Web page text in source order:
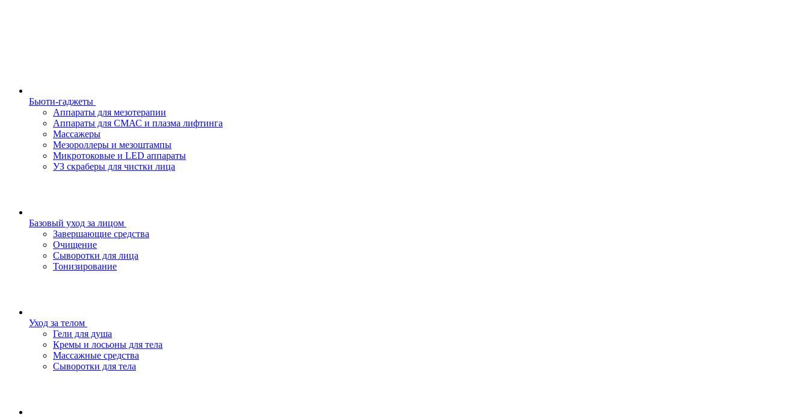
Бьюти-гаджеты
Аппараты для мезотерапии
Аппараты для СМАС и плазма лифтинга
Массажеры
Мезороллеры и мезоштампы
Микротоковые и LED аппараты
УЗ скраберы для чистки лица
Базовый уход за лицом
Завершающие средства
Очищение
Сыворотки для лица
Тонизирование
Уход за телом
Гели для душа
Кремы и лосьоны для тела
Массажные средства
Сыворотки для тела